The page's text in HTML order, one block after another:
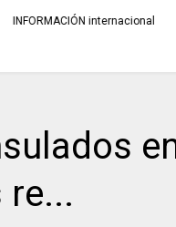
buscan mejorar la calidad del